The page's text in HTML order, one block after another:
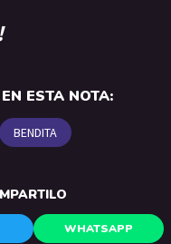
ESTA NOTA:
BENDITA
WHATSAPP